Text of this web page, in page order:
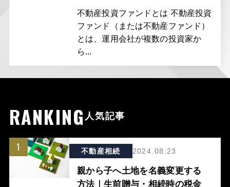
不動産投資ファンドとは 不動産投資
ファンド（または不動産ファンド）
とは、運用会社が複数の投資家か
ら...
RANKING 人気記事
1 不動産相続 2024.08.23
親から子へ土地を名義変更する
方法｜生前贈与・相続時の税金